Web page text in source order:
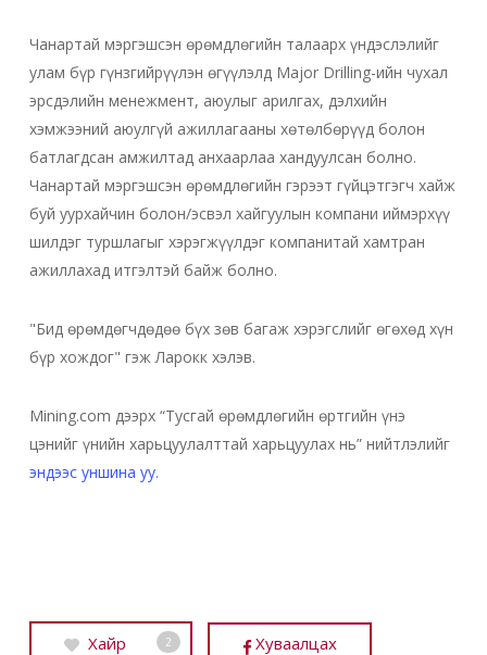
Чанартай мэргэшсэн өрөмдлөгийн талаарх үндэслэлийг
улам бүр гүнзгийрүүлэн өгүүлэлд Major Drilling-ийн чухал
эрсдэлийн менежмент, аюулыг арилгах, дэлхийн
хэмжээний аюулгүй ажиллагааны хөтөлбөрүүд болон
батлагдсан амжилтад анхаарлаа хандуулсан болно.
Чанартай мэргэшсэн өрөмдлөгийн гэрээт гүйцэтгэгч хайж
буй уурхайчин болон/эсвэл хайгуулын компани иймэрхүү
шилдэг туршлагыг хэрэгжүүлдэг компанитай хамтран
ажиллахад итгэлтэй байж болно.
"Бид өрөмдөгчдөдөө бүх зөв багаж хэрэгслийг өгөхөд хүн
бүр хождог" гэж Ларокк хэлэв.
Mining.com дээрх “Тусгай өрөмдлөгийн өртгийн үнэ
цэнийг үнийн харьцуулалттай харьцуулах нь” нийтлэлийг
эндээс уншина уу.
Хайр 2 Хуваалцах